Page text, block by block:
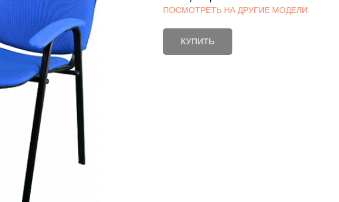
ПОСМОТРЕТЬ НА ДРУГИЕ МОДЕЛИ
КУПИТЬ